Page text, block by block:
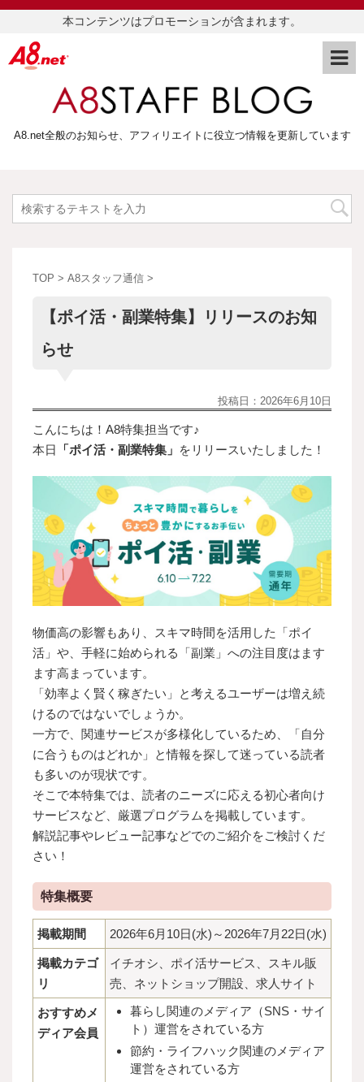
本コンテンツはプロモーションが含まれます。
A8.net全般のお知らせ、アフィリエイトに役立つ情報を更新しています
TOP > A8スタッフ通信 >
【ポイ活・副業特集】リリースのお知
らせ
投稿日： 2026年6月10日
こんにちは！A8特集担当です♪
本日
「ポイ活・副業特集」 をリリースいたしました！
物価高の影響もあり、スキマ時間を活用した「ポイ
活」や、手軽に始められる「副業」への注目度はます
ます高まっています。
「効率よく賢く稼ぎたい」と考えるユーザーは増え続
けるのではないでしょうか。
一方で、関連サービスが多様化しているため、「自分
に合うものはどれか」と情報を探して迷っている読者
も多いのが現状です。
そこで本特集では、読者のニーズに応える初心者向け
サービスなど、厳選プログラムを掲載しています。
解説記事やレビュー記事などでのご紹介をご検討くだ
さい！
特集概要
掲載期間 2026年6月10日(水)～2026年7月22日(水)
掲載カテゴ
リ
イチオシ、ポイ活サービス、スキル販
売、ネットショップ開設、求人サイト
おすすめメ
ディア会員
暮らし関連のメディア（SNS・サイ
ト）運営をされている方
節約・ライフハック関連のメディア
運営をされている方